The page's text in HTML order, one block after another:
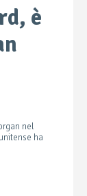
è
nel
ha